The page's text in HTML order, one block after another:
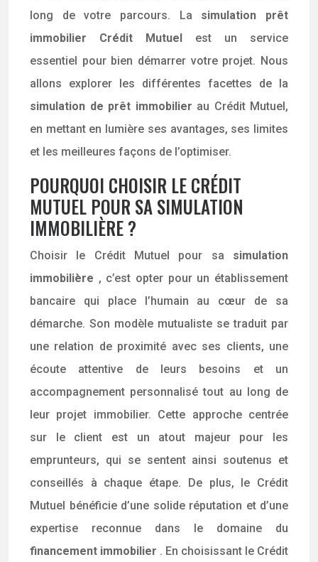
long de votre parcours. La simulation prêt
immobilier Crédit Mutuel est un service
essentiel pour bien démarrer votre projet. Nous
allons explorer les différentes facettes de la
simulation de prêt immobilier au Crédit Mutuel,
en mettant en lumière ses avantages, ses limites
et les meilleures façons de l’optimiser.
POURQUOI CHOISIR LE CRÉDIT
MUTUEL POUR SA SIMULATION
IMMOBILIÈRE ?
Choisir le Crédit Mutuel pour sa simulation
immobilière , c’est opter pour un établissement
bancaire qui place l’humain au cœur de sa
démarche. Son modèle mutualiste se traduit par
une relation de proximité avec ses clients, une
écoute attentive de leurs besoins et un
accompagnement personnalisé tout au long de
leur projet immobilier. Cette approche centrée
sur le client est un atout majeur pour les
emprunteurs, qui se sentent ainsi soutenus et
conseillés à chaque étape. De plus, le Crédit
Mutuel bénéficie d’une solide réputation et d’une
expertise reconnue dans le domaine du
financement immobilier . En choisissant le Crédit